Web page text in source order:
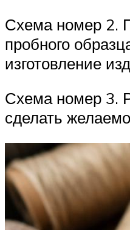
Схема номер 2.
пробного
изготовление
Схема номер 3.
сделать